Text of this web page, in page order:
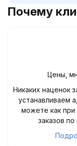
Почему
Цены,
Никаких наценок
устанавливаем
можете как при
заказов